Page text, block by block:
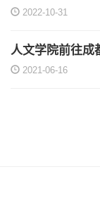
2022-10-31
人文学院前往成
2021-06-16